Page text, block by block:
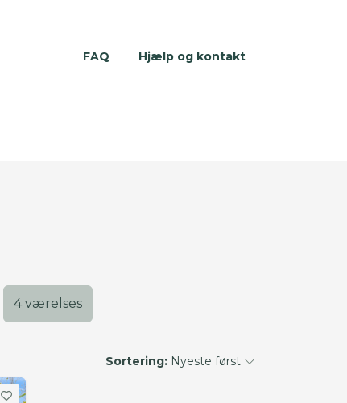
FAQ Hjælp og kontakt
4 værelses
Sortering: Nyeste først